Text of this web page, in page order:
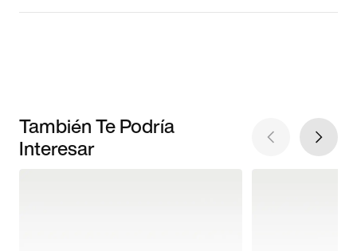
También Te Podría
Interesar